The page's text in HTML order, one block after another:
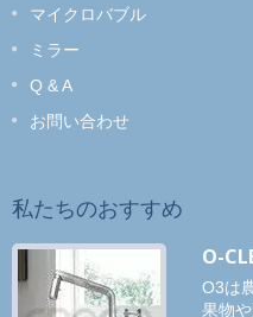
マイクロバブル
ミラー
Q & A
お問い合わせ
私たちのおすすめ
O-
O3は
果物